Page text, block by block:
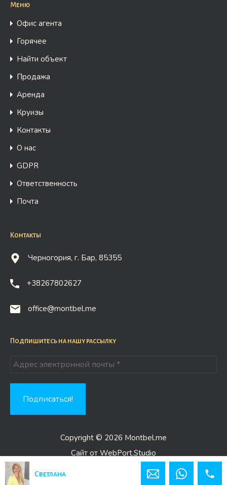
Меню
Офис агента
Горячее
Найти объект
Продажа
Аренда
Круизы
Контакты
О нас
GDPR
Ответственность
Почта
Контакты
Черногория, г. Бар, 85355
+38267802627
office@montbel.me
Подпишитесь на нашу рассылку
Copyright © 2026 Montbel.me
Сайт от WebPort.Studio
Светлана